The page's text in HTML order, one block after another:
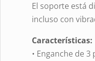
El soporte está
incluso con
Características:
• Enganche de